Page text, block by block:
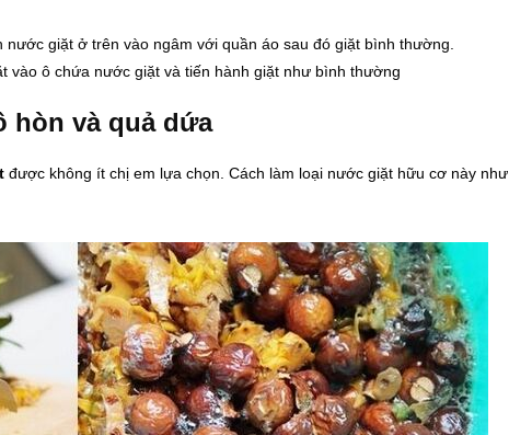
giặt ở trên vào ngâm với quần áo sau đó giặt bình thường.
vào ô chứa nước giặt và tiến hành giặt như bình thường
hòn và quả dứa
được không ít chị em lựa chọn. Cách làm loại nước giặt hữu cơ này như